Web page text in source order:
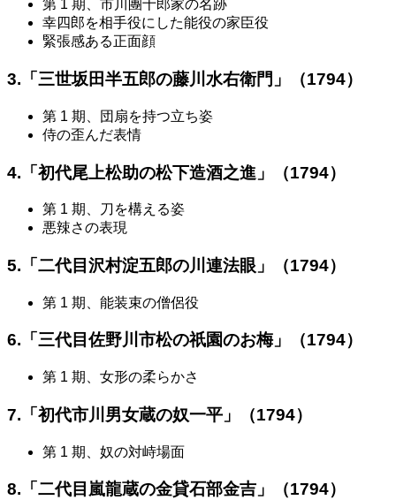
第 1 期、市川團十郎家の名跡
幸四郎を相手役にした能役の家臣役
緊張感ある正面顔
3.「三世坂田半五郎の藤川水右衛門」（1794）
第 1 期、団扇を持つ立ち姿
侍の歪んだ表情
4.「初代尾上松助の松下造酒之進」（1794）
第 1 期、刀を構える姿
悪辣さの表現
5.「二代目沢村淀五郎の川連法眼」（1794）
第 1 期、能装束の僧侶役
6.「三代目佐野川市松の祇園のお梅」（1794）
第 1 期、女形の柔らかさ
7.「初代市川男女蔵の奴一平」（1794）
第 1 期、奴の対峙場面
8.「二代目嵐龍蔵の金貸石部金吉」（1794）